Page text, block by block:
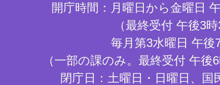
開庁時間：月曜日から金曜日
（最終受付 午後3
毎月第3水曜日 午後
（一部の課のみ。最終受付 午
閉庁日：土曜日・日曜日、国